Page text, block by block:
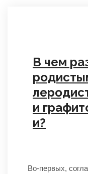
В чем
и
и?
Во-первых,